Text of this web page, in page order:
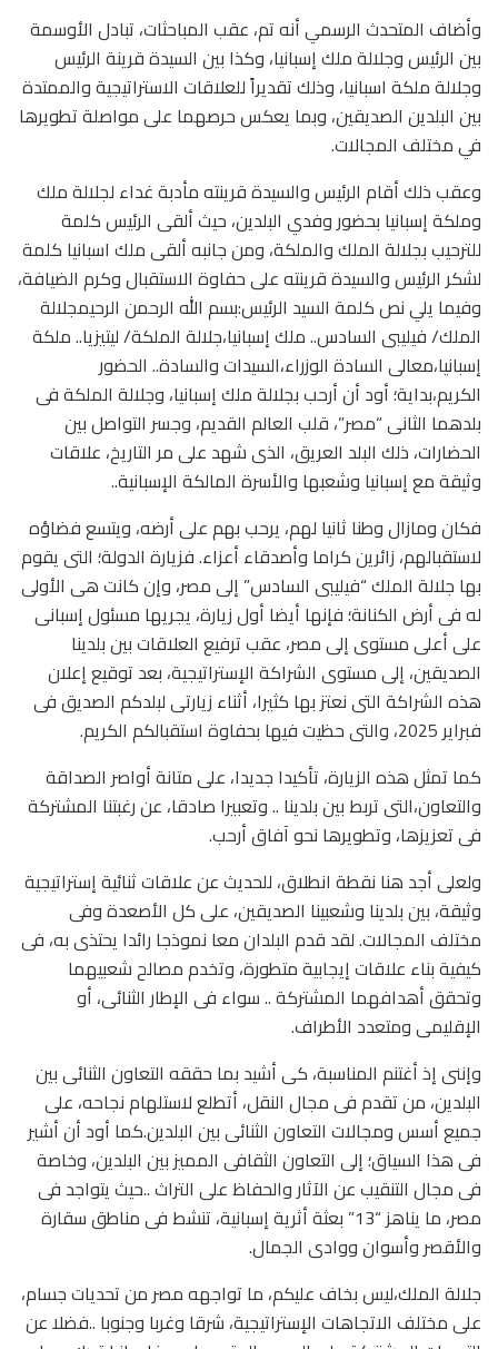
وأضاف المتحدث الرسمي أنه تم، عقب المباحثات، تبادل الأوسمة
بين الرئيس وجلالة ملك إسبانيا، وكذا بين السيدة قرينة الرئيس
وجلالة ملكة اسبانيا، وذلك تقديراً للعلاقات الاستراتيجية والممتدة
بين البلدين الصديقين، وبما يعكس حرصهما على مواصلة تطويرها
في مختلف المجالات.
وعقب ذلك أقام الرئيس والسيدة قرينته مأدبة غداء لجلالة ملك
وملكة إسبانيا بحضور وفدي البلدين، حيث ألقى الرئيس كلمة
للترحيب بجلالة الملك والملكة، ومن جانبه ألقى ملك اسبانيا كلمة
لشكر الرئيس والسيدة قرينته على حفاوة الاستقبال وكرم الضيافة،
وفيما يلي نص كلمة السيد الرئيس:بسم الله الرحمن الرحيمجلالة
الملك/ فيليبى السادس.. ملك إسبانيا،جلالة الملكة/ ليتيزيا.. ملكة
إسبانيا،معالى السادة الوزراء،السيدات والسادة.. الحضور
الكريم،بداية؛ أود أن أرحب بجلالة ملك إسبانيا، وجلالة الملكة فى
بلدهما الثانى “مصر”، قلب العالم القديم، وجسر التواصل بين
الحضارات، ذلك البلد العريق، الذى شهد على مر التاريخ، علاقات
وثيقة مع إسبانيا وشعبها والأسرة المالكة الإسبانية..
فكان ومازال وطنا ثانيا لهم، يرحب بهم على أرضه، ويتسع فضاؤه
لاستقبالهم، زائرين كراما وأصدقاء أعزاء. فزيارة الدولة؛ التى يقوم
بها جلالة الملك “فيليبى السادس” إلى مصر، وإن كانت هى الأولى
له فى أرض الكنانة؛ فإنها أيضا أول زيارة، يجريها مسئول إسبانى
على أعلى مستوى إلى مصر، عقب ترفيع العلاقات بين بلدينا
الصديقين، إلى مستوى الشراكة الإستراتيجية، بعد توقيع إعلان
هذه الشراكة التى نعتز بها كثيرا، أثناء زيارتى لبلدكم الصديق فى
فبراير 2025، والتى حظيت فيها بحفاوة استقبالكم الكريم.
كما تمثل هذه الزيارة، تأكيدا جديدا، على متانة أواصر الصداقة
والتعاون،التى تربط بين بلدينا .. وتعبيرا صادقا، عن رغبتنا المشتركة
فى تعزيزها، وتطويرها نحو آفاق أرحب.
ولعلى أجد هنا نقطة انطلاق، للحديث عن علاقات ثنائية إستراتيجية
وثيقة، بين بلدينا وشعبينا الصديقين، على كل الأصعدة وفى
مختلف المجالات. لقد قدم البلدان معا نموذجا رائدا يحتذى به، فى
كيفية بناء علاقات إيجابية متطورة، وتخدم مصالح شعبيهما
وتحقق أهدافهما المشتركة .. سواء فى الإطار الثنائى، أو
الإقليمى ومتعدد الأطراف.
وإننى إذ أغتنم المناسبة، كى أشيد بما حققه التعاون الثنائى بين
البلدين، من تقدم فى مجال النقل، أتطلع لاستلهام نجاحه، على
جميع أسس ومجالات التعاون الثنائى بين البلدين.كما أود أن أشير
فى هذا السياق؛ إلى التعاون الثقافى المميز بين البلدين، وخاصة
فى مجال التنقيب عن الآثار والحفاظ على التراث ..حيث يتواجد فى
مصر، ما يناهز “13” بعثة أثرية إسبانية، تنشط فى مناطق سقارة
والأقصر وأسوان ووادى الجمال.
جلالة الملك،ليس بخاف عليكم، ما تواجهه مصر من تحديات جسام،
على مختلف الاتجاهات الإستراتيجية، شرقا وغربا وجنوبا ..فضلا عن